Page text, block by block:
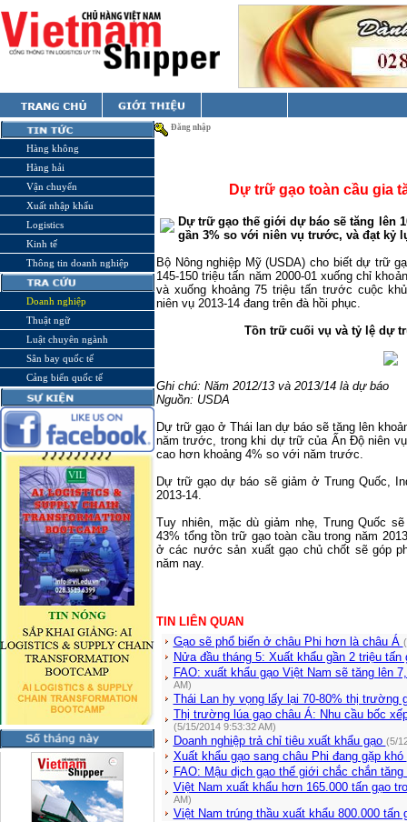
Hàng không
Hàng hải
Vận chuyển
Xuất nhập khẩu
Logistics
Kinh tế
Thông tin doanh nghiệp
Doanh nghiệp
Thuật ngữ
Luật chuyên ngành
Sân bay quốc tế
Cảng biển quốc tế
Đăng nhập
Dự trữ gạo toàn cầu gia
Dự trữ gạo thế giới dự báo sẽ tăng lên
gần 3% so với niên vụ trước, và đạt kỷ
Bộ Nông nghiệp Mỹ (USDA) cho biết dự trữ
145-150 triệu tấn năm 2000-01 xuống chỉ
và xuống khoảng 75 triệu tấn trước cuộc
niên vụ 2013-14 đang trên đà hồi phục.
Tồn trữ cuối vụ và tỷ lệ dự
Ghi chú: Năm 2012/13 và 2013/14 là dự báo
Nguồn: USDA
Dự trữ gạo ở Thái lan dự báo sẽ tăng lên
năm trước, trong khi dự trữ của Ấn Độ niên
cao hơn khoảng 4% so với năm trước.
Dự trữ gạo dự báo sẽ giảm ở Trung Quốc,
2013-14.
Tuy nhiên, mặc dù giảm nhẹ, Trung Quốc
43% tổng tồn trữ gạo toàn cầu trong năm
ở các nước sản xuất gạo chủ chốt sẽ góp
năm nay.
TIN LIÊN QUAN
Gạo sẽ phổ biến ở châu Phi hơn là châu Á
Nửa đầu tháng 5: Xuất khẩu gần 2 triệu tấn
FAO: xuất khẩu gạo Việt Nam sẽ tăng lên
AM)
Thái Lan hy vọng lấy lại 70-80% thị trường
Thị trường lúa gạo châu Á: Nhu cầu bốc
(5/15/2014 9:53:32 AM)
Doanh nghiệp trả chỉ tiêu xuất khẩu gạo (5/
Xuất khẩu gạo sang châu Phi đang gặp khó
FAO: Mậu dịch gạo thế giới chắc chắn
Việt Nam xuất khẩu hơn 165.000 tấn gạo
AM)
Việt Nam trúng thầu xuất khẩu 800.000 tấn